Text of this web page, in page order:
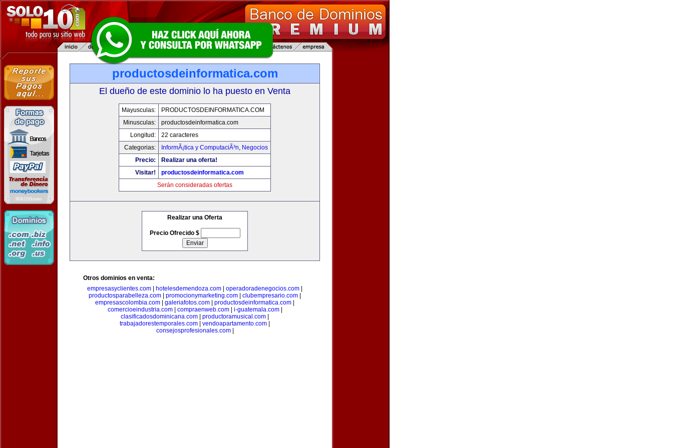
productosdeinformatica.com
El dueño de este dominio lo ha puesto en Venta
Mayusculas:
PRODUCTOSDEINFORMATICA.COM
Minusculas:
productosdeinformatica.com
Longitud:
22 caracteres
Categorias:
InformÃ¡tica y ComputaciÃ³n, Negocios
Precio:
Realizar una oferta!
Visitar!
productosdeinformatica.com
Serán consideradas ofertas
Realizar una Oferta
Precio Ofrecido $
Otros dominios en venta:
empresasyclientes.com
hotelesdemendoza.com operadoradenegocios.com
productosparabelleza.com
promocionymarketing.com clubempresario.com
empresascolombia.com
galeriafotos.com productosdeinformatica.com
comercioeindustria.com| compraenweb.com| i-guatemala.com|
clasificadosdominicana.com
productoramusical.com
trabajadorestemporales.com
vendoapartamento.com
consejosprofesionales.com|